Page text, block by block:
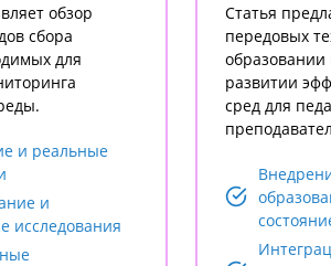
обзор
сбора
для
и реальные
и
исследования
Статья
передовых
образовании
развитии
сред для